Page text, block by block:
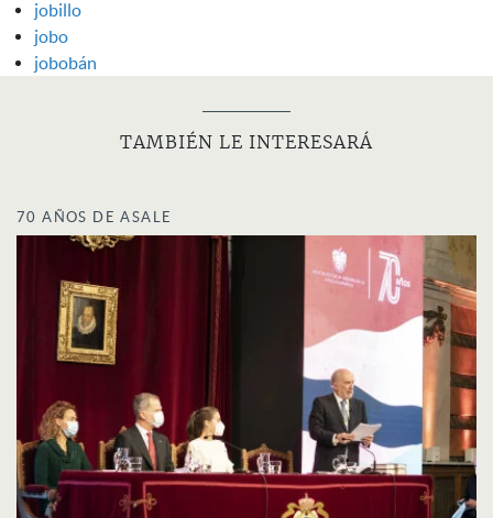
jobillo
jobo
jobobán
TAMBIÉN LE INTERESARÁ
70 AÑOS DE ASALE